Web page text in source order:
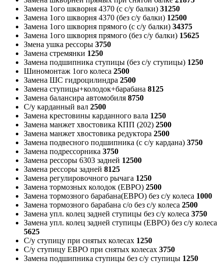
Замена 1ого шкворня 4370 (с с/у балки) 31250
Замена 1ого шкворня 4370 (без с/у балки) 12500
Замена 1ого шкворня прямого (с с/у балки) 34375
Замена 1ого шкворня прямого (без с/у балки) 15625
Змена ушка рессоры 3750
Замена стремянки 1250
Замена подшипника ступицы (без с/у ступицы) 1250
Шиномонтаж 1ого колеса 2500
Замена ШС гидроцилиндра 2500
Замена ступицы+колодок+барабана 8125
Замена балансира автомобиля 8750
С/у карданный вал 2500
Замена крестовины карданного вала 1250
Замена манжет хвостовика КПП (202) 2500
Замена манжет хвостовика редуктора 2500
Замена подвесного подшипника (с с/у кардана) 3750
Замена подрессорника 3750
Замена рессоры 6303 задней 12500
Замена рессоры задней 8125
Замена регулировочного рычага 1250
Замена тормозных колодок (ЕВРО) 2500
Замена тормозного барабана(ЕВРО) без с/у колеса 1000
Замена тормозного барабана с/о без с/у колеса 2500
Замена упл. колец задней ступицы без с/у колеса 3750
Замена упл. колец задней ступицы (ЕВРО) без с/у колеса
5625
С/у ступицу при снятых колесах 1250
С/у ступицу ЕВРО при снятых колесах 3750
Замена подшипника ступицы без с/у ступицы 1250